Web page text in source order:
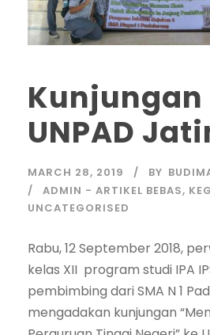
Kunjungan
UNPAD
MARCH 28, 2019 BY
ADMIN - ARTIKEL BEBAS,
UNCATEGORISED
Rabu, 12 September 2018,
kelas XII program studi IPA
pembimbing dari SMA N 1
mengadakan kunjungan